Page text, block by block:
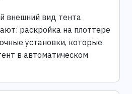
внешний вид тента
раскройка на плоттере
установки, которые
в автоматическом